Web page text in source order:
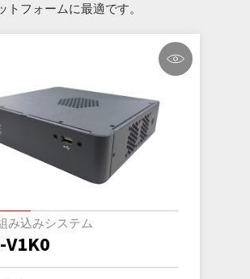
トフォームに最適です。
み込みシステム
V1K0